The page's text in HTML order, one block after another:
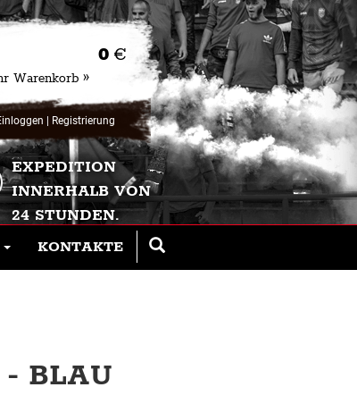
0 €
Warenkorb »
Registrierung
EXPEDITION
INNERHALB VON
24 STUNDEN.
KONTAKTE
BLAU